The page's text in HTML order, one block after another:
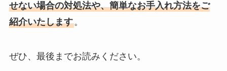
せない場合の対処法や、簡単なお手入れ方法をご
紹介いたします。
ぜひ、最後までお読みください。